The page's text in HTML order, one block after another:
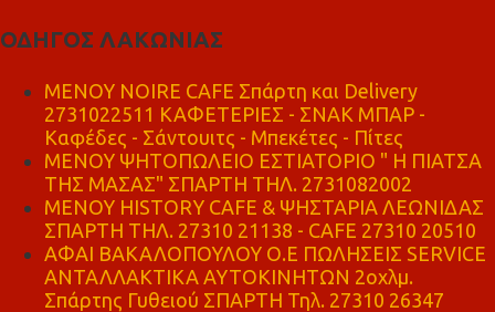
ΟΔΗΓΟΣ ΛΑΚΩΝΙΑΣ
MENOY NOIRE CAFE Σπάρτη και Delivery
2731022511 ΚΑΦΕΤΕΡΙΕΣ - ΣΝΑΚ ΜΠΑΡ -
Καφέδες - Σάντουιτς - Μπεκέτες - Πίτες
ΜΕΝΟΥ ΨΗΤΟΠΩΛΕΙΟ ΕΣΤΙΑΤΟΡΙΟ " Η ΠΙΑΤΣΑ
ΤΗΣ ΜΑΣΑΣ" ΣΠΑΡΤΗ ΤΗΛ. 2731082002
ΜΕΝΟΥ HISTORY CAFE & ΨΗΣΤΑΡΙΑ ΛΕΩΝΙΔΑΣ
ΣΠΑΡΤΗ ΤΗΛ. 27310 21138 - CAFE 27310 20510
ΑΦΑΙ ΒΑΚΑΛΟΠΟΥΛΟΥ Ο.Ε ΠΩΛΗΣΕΙΣ SERVICE
ΑΝΤΑΛΛΑΚΤΙΚΑ ΑΥΤΟΚΙΝΗΤΩΝ 2οχλμ.
Σπάρτης Γυθειού ΣΠΑΡΤΗ Τηλ. 27310 26347